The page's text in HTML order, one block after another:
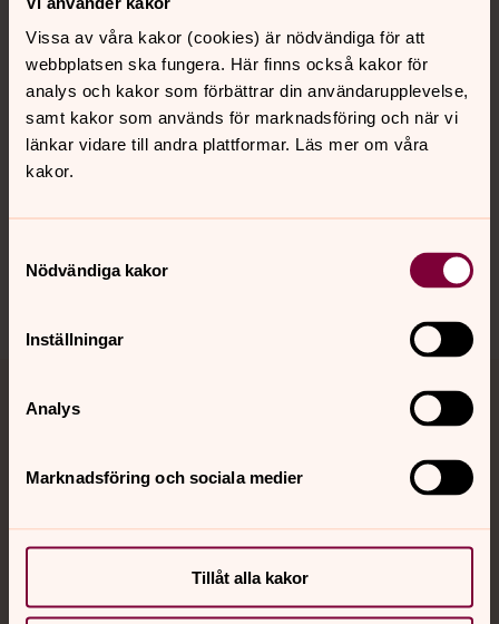
Vissa av våra kakor (cookies) är nödvändiga för att
webbplatsen ska fungera. Här finns också kakor för
analys och kakor som förbättrar din användarupplevelse,
samt kakor som används för marknadsföring och när vi
länkar vidare till andra plattformar. Läs mer om våra
kakor.
Nödvändiga kakor
Inställningar
Analys
Marknadsföring och sociala medier
Tillåt alla kakor
Kalender
Hitta snabbt
Jourhavande präst
Akut samtals- och krisstöd. Prata eller chatta anonymt
med en präst på kvällar och nätter.
Chatt
Telefon 112